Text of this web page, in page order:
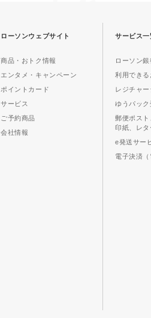
ローソンウェブサイト
商品・おトク情報
エンタメ・キャンペーン
ポイントカード
サービス
ご予約商品
会社情報
サービス一
ローソン
利用でき
レジチャー
ゆうパック
郵便ポスト
印紙、レタ
e発送サー
電子決済（